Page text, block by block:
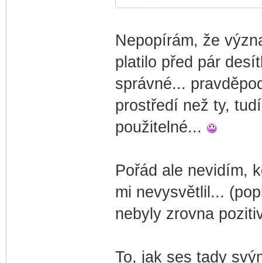
Nepopírám, že
platilo před pár
správné...
prostředí než ty,
použitelné...
Pořád ale nevidím,
mi nevysvětlil...
nebyly zrovna
To, jak ses tady